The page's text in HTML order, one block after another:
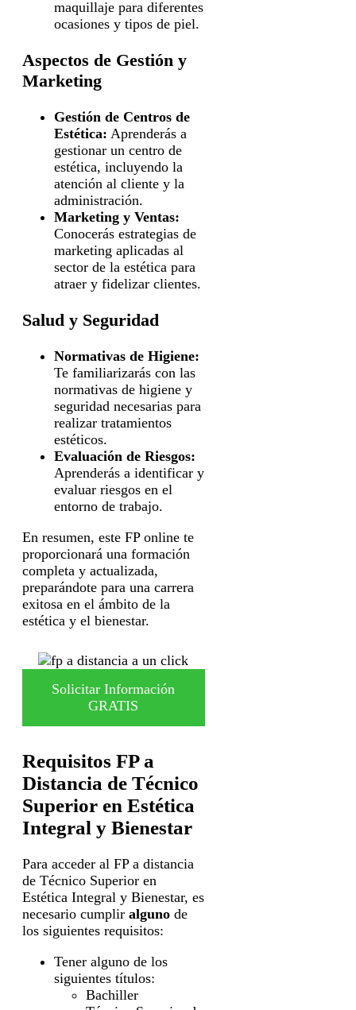
maquillaje para diferentes
ocasiones y tipos de piel.
Aspectos de Gestión y
Marketing
Gestión de Centros de
Estética: Aprenderás a
gestionar un centro de
estética, incluyendo la
atención al cliente y la
administración.
Marketing y Ventas:
Conocerás estrategias de
marketing aplicadas al
sector de la estética para
atraer y fidelizar clientes.
Salud y Seguridad
Normativas de Higiene:
Te familiarizarás con las
normativas de higiene y
seguridad necesarias para
realizar tratamientos
estéticos.
Evaluación de Riesgos:
Aprenderás a identificar y
evaluar riesgos en el
entorno de trabajo.
En resumen, este FP online te
proporcionará una formación
completa y actualizada,
preparándote para una carrera
exitosa en el ámbito de la
estética y el bienestar.
Solicitar Información
GRATIS
Requisitos FP a
Distancia de Técnico
Superior en Estética
Integral y Bienestar
Para acceder al FP a distancia
de Técnico Superior en
Estética Integral y Bienestar, es
necesario cumplir alguno de
los siguientes requisitos:
Tener alguno de los
siguientes títulos:
Bachiller